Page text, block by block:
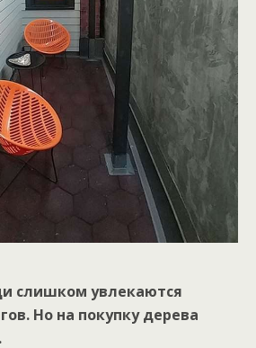
слишком увлекаются
Но на покупку дерева